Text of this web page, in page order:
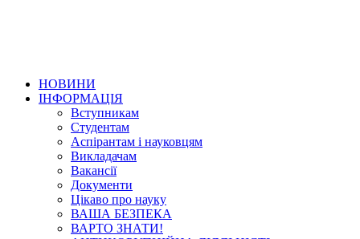
НОВИНИ
ІНФОРМАЦІЯ
Вступникам
Студентам
Аспірантам і науковцям
Викладачам
Вакансії
Документи
Цікаво про науку
ВАША БЕЗПЕКА
ВАРТО ЗНАТИ!